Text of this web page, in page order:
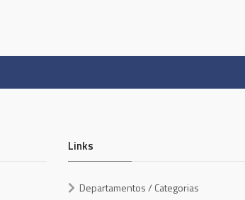
Links
Departamentos / Categorias